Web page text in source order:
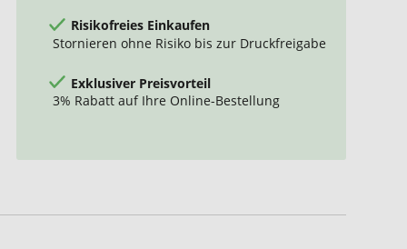
Risikofreies Einkaufen
Stornieren ohne Risiko bis zur Druckfreigabe
Exklusiver Preisvorteil
3% Rabatt auf Ihre Online-Bestellung